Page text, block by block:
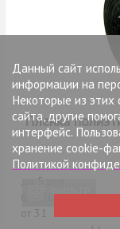
ФИЛЬТР
Пленка
до 5 рул
6 — 30
от31
Данный сайт
информации на
Некоторые из
сайта, другие
интерфейс.
хранение cookie-
Политикой